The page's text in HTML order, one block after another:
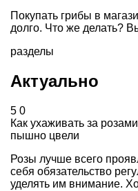
Покупать грибы в
долго. Что же делать?
разделы
Актуально
5 0
Как ухаживать за
пышно цвели
Розы лучше всего
себя обязательство
уделять им внимание.